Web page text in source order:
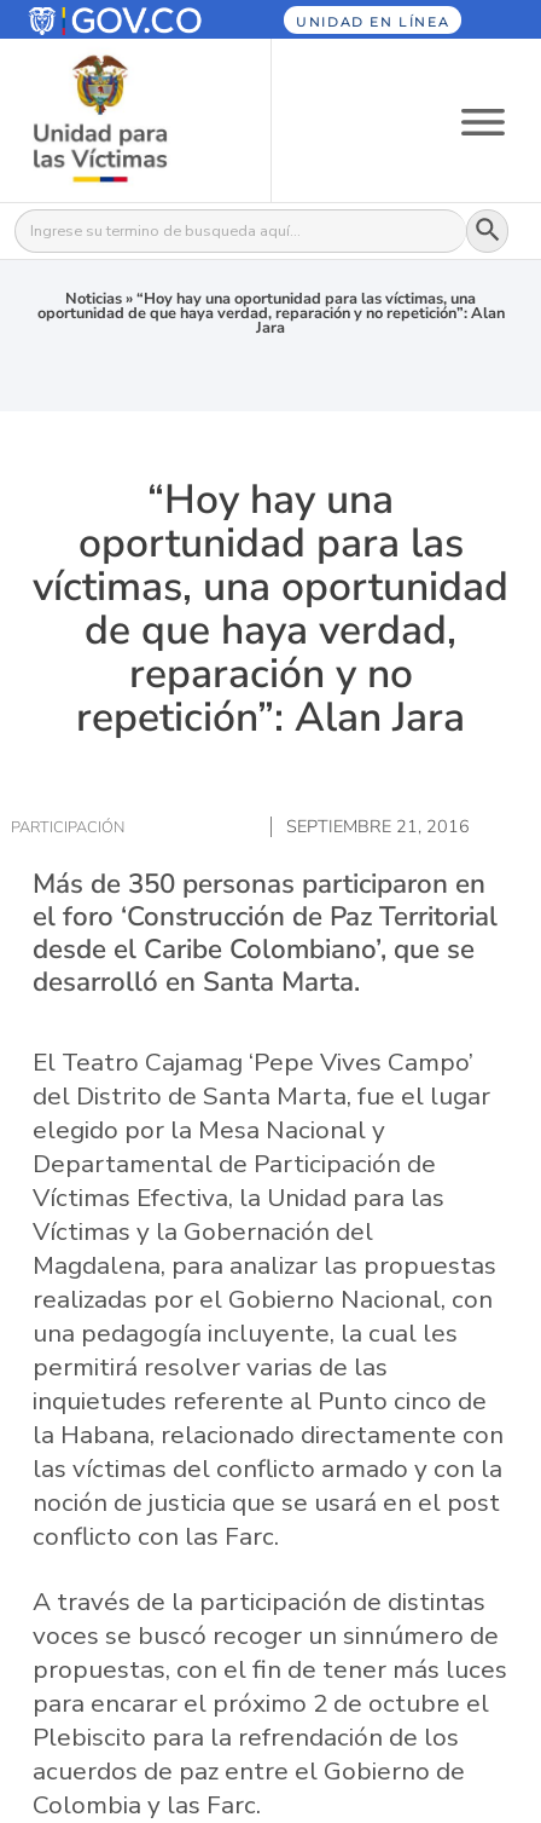
UNIDAD EN LÍNEA
Buscar: Botón
Noticias»“Hoy hay una oportunidad para las víctimas, una
oportunidad de que haya verdad, reparación y no repetición”: Alan
Jara
“Hoy hay una
oportunidad para las
víctimas, una oportunidad
de que haya verdad,
reparación y no
repetición”: Alan Jara
PARTICIPACIÓN SEPTIEMBRE 21, 2016
Más de 350 personas participaron en
el foro ‘Construcción de Paz Territorial
desde el Caribe Colombiano’, que se
desarrolló en Santa Marta.
El Teatro Cajamag ‘Pepe Vives Campo’
del Distrito de Santa Marta, fue el lugar
elegido por la Mesa Nacional y
Departamental de Participación de
Víctimas Efectiva, la Unidad para las
Víctimas y la Gobernación del
Magdalena, para analizar las propuestas
realizadas por el Gobierno Nacional, con
una pedagogía incluyente, la cual les
permitirá resolver varias de las
inquietudes referente al Punto cinco de
la Habana, relacionado directamente con
las víctimas del conflicto armado y con la
noción de justicia que se usará en el post
conflicto con las Farc.
A través de la participación de distintas
voces se buscó recoger un sinnúmero de
propuestas, con el fin de tener más luces
para encarar el próximo 2 de octubre el
Plebiscito para la refrendación de los
acuerdos de paz entre el Gobierno de
Colombia y las Farc.